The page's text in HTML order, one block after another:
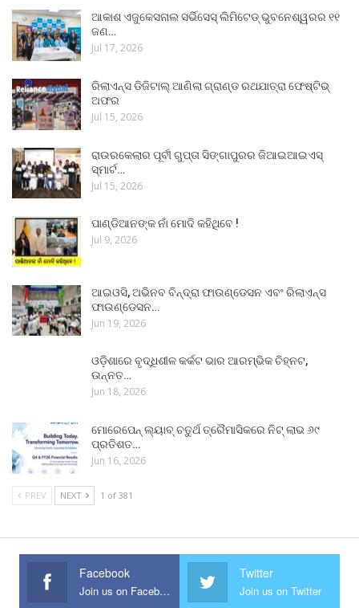
ଆକାଶ ଏଜୁକେସନାଲ ସର୍ଭିସେସ୍ ଲିମିଟେଡ୍ ଭୁବନେଶ୍ୱରର ୧୧
ଜଣ…
Jul 17, 2026
ରିଲାଏନ୍ସ ଡିଜିଟାଲ୍ ଆଣିଲା ଗ୍ରାଣ୍ଡ ରଥଯାତ୍ରା ଫେଷ୍ଟିଭ୍
ଅଫର
Jul 15, 2026
ରାଉରକେଲାର ପୂର୍ବୀ ଗୁପ୍ତା ସିଙ୍ଗାପୁରର ଜିଆଇଆଇଏସ୍
ସ୍ମାର୍ଟ…
Jul 15, 2026
ପାଣ୍ଡିଆନଙ୍କ ନାଁ ମୋଦି କହିଥିବେ !
Jul 9, 2026
ଆଇଓସି, ଅଭିନବ ବିନ୍ଦ୍ରା ଫାଉଣ୍ଡେସନ ଏବଂ ରିଲାଏନ୍ସ
ଫାଉଣ୍ଡେସନ…
Jun 19, 2026
ଓଡ଼ିଶାରେ ବୃଦ୍ଧିଶୀଳ କର୍କଟ ଭାର ଆରମ୍ଭିକ ଚିହ୍ନଟ,
ଉନ୍ନତ…
Jun 18, 2026
ମୋରେପେନ୍ ଲ୍ୟାବ୍ ଚତୁର୍ଥ ତ୍ରୈମାସିକରେ ନିଟ୍ ଲାଭ ୬୯
ପ୍ରତିଶତ…
Jun 16, 2026
PREV NEXT 1 of 381
Facebook
Join us on Facebook
Twitter
Join us on Twitter